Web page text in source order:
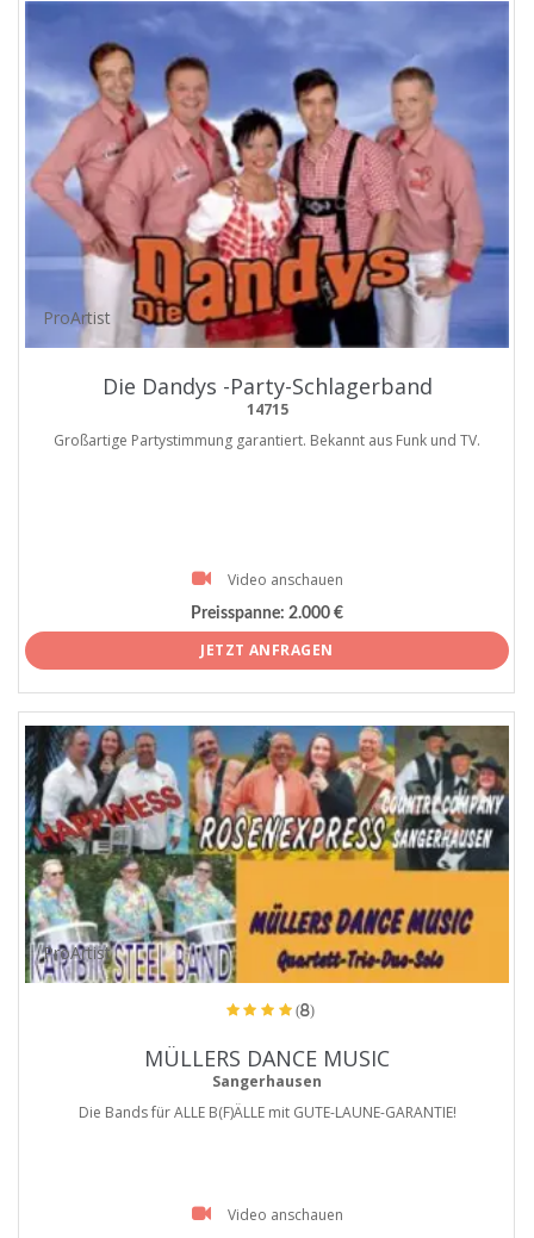
ProArtist
Die Dandys -Party-Schlagerband
14715
Großartige Partystimmung garantiert. Bekannt aus Funk und TV.
Video anschauen
Preisspanne: 2.000 €
JETZT ANFRAGEN
ProArtist
(8)
MÜLLERS DANCE MUSIC
Sangerhausen
Die Bands für ALLE B(F)ÄLLE mit GUTE-LAUNE-GARANTIE!
Video anschauen